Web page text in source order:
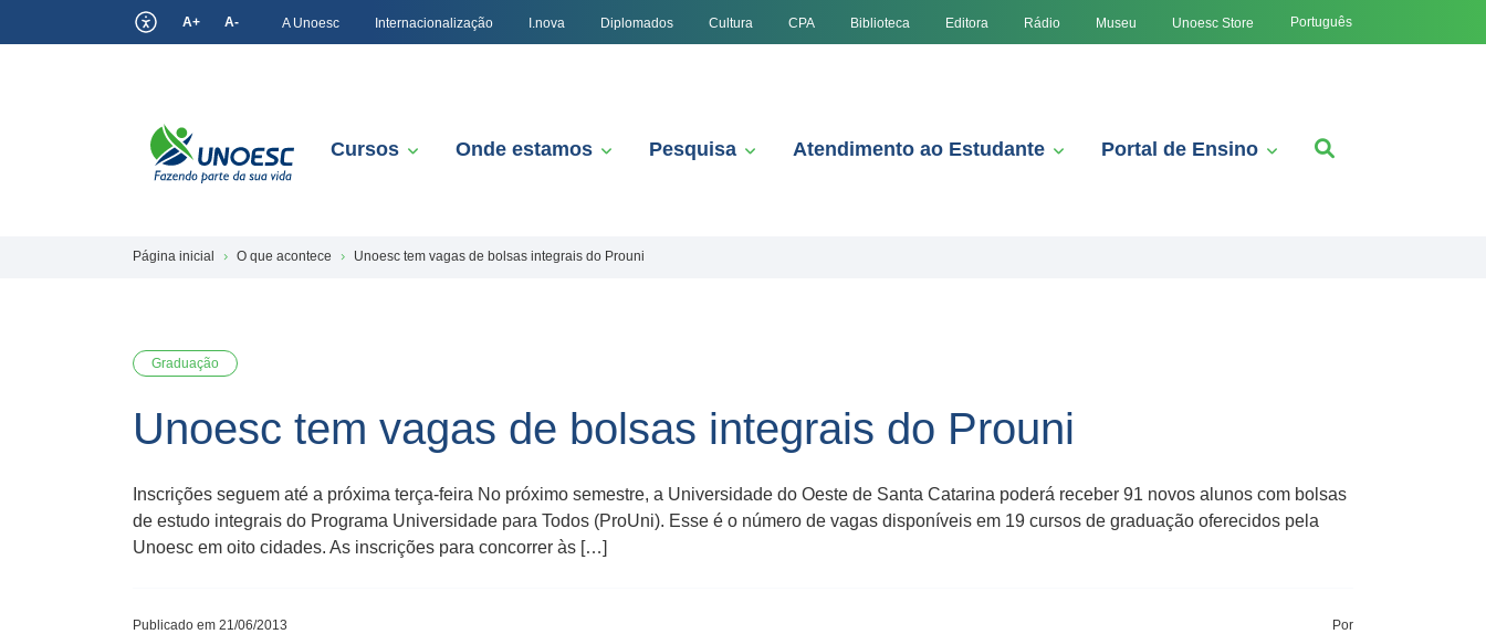
A+ A- A Unoesc Internacionalização I.nova Diplomados Cultura CPA Biblioteca Editora Rádio Museu Unoesc Store Português
Cursos Onde estamos Pesquisa Atendimento ao Estudante Portal de Ensino
Página inicial O que acontece Unoesc tem vagas de bolsas integrais do Prouni
Graduação
Unoesc tem vagas de bolsas integrais do Prouni
Inscrições seguem até a próxima terça-feira No próximo semestre, a Universidade do Oeste de Santa Catarina poderá receber 91 novos alunos com bolsas
de estudo integrais do Programa Universidade para Todos (ProUni). Esse é o número de vagas disponíveis em 19 cursos de graduação oferecidos pela
Unoesc em oito cidades. As inscrições para concorrer às […]
Publicado em 21/06/2013 Por